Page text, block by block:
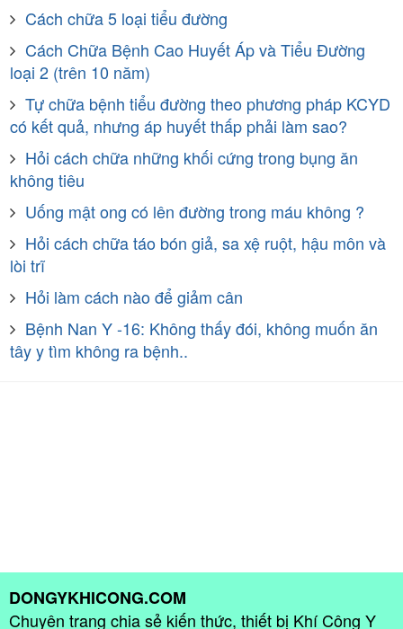
Cách chữa 5 loại tiểu đường
Cách Chữa Bệnh Cao Huyết Áp và Tiểu Đường
loại 2 (trên 10 năm)
Tự chữa bệnh tiểu đường theo phương pháp KCYD
có kết quả, nhưng áp huyết thấp phải làm sao?
Hỏi cách chữa những khối cứng trong bụng ăn
không tiêu
Uống mật ong có lên đường trong máu không ?
Hỏi cách chữa táo bón giả, sa xệ ruột, hậu môn và
lòi trĩ
Hỏi làm cách nào để giảm cân
Bệnh Nan Y -16: Không thấy đói, không muốn ăn
tây y tìm không ra bệnh..
DONGYKHICONG.COM
Chuyên trang chia sẻ kiến thức, thiết bị Khí Công Y